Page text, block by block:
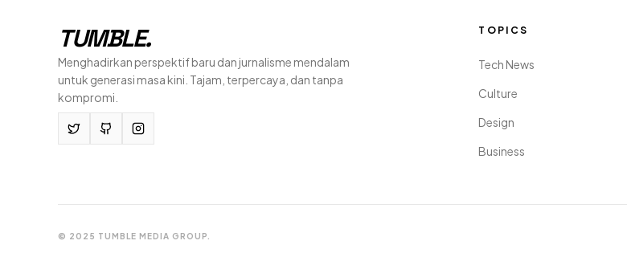
TUMBLE.
Menghadirkan perspektif baru dan jurnalisme mendalam
untuk generasi masa kini. Tajam, terpercaya, dan tanpa
kompromi.
TOPICS
Tech News
Culture
Design
Business
© 2025 TUMBLE MEDIA GROUP.